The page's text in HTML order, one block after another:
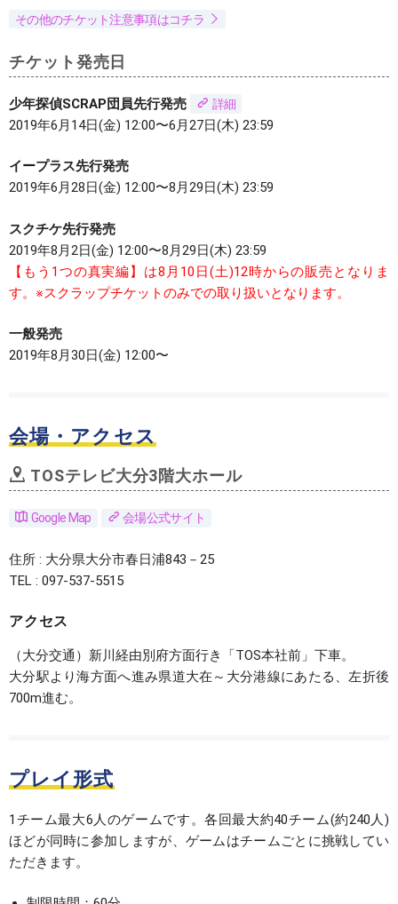
その他のチケット注意事項はコチラ
チケット発売日
少年探偵SCRAP団員先行発売 詳細
2019年6月14日(金) 12:00〜6月27日(木) 23:59
イープラス先行発売
2019年6月28日(金) 12:00〜8月29日(木) 23:59
スクチケ先行発売
2019年8月2日(金) 12:00〜8月29日(木) 23:59
【もう1つの真実編】は8月10日(土)12時からの販売となりま
す。※スクラップチケットのみでの取り扱いとなります。
一般発売
2019年8月30日(金) 12:00〜
会場・アクセス
TOSテレビ大分3階大ホール
Google Map 会場公式サイト
住所 : 大分県大分市春日浦843－25
TEL : 097-537-5515
アクセス
（大分交通）新川経由別府方面行き「TOS本社前」下車。
大分駅より海方面へ進み県道大在～大分港線にあたる、左折後
700m進む。
プレイ形式
1チーム最大6人のゲームです。各回最大約40チーム(約240人)
ほどが同時に参加しますが、ゲームはチームごとに挑戦してい
ただきます。